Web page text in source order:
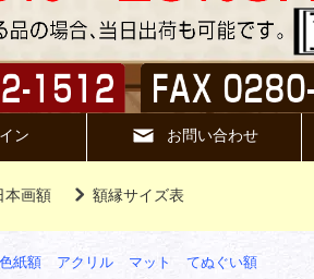
ン お問い合わせ
画額 額縁サイズ表
色紙額 アクリル マット
てぬぐい額